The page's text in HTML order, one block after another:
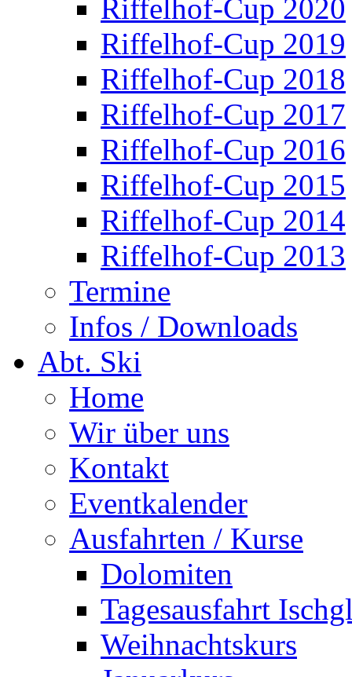
Riffelhof-Cup 2020
Riffelhof-Cup 2019
Riffelhof-Cup 2018
Riffelhof-Cup 2017
Riffelhof-Cup 2016
Riffelhof-Cup 2015
Riffelhof-Cup 2014
Riffelhof-Cup 2013
Termine
Infos / Downloads
Abt. Ski
Home
Wir über uns
Kontakt
Eventkalender
Ausfahrten / Kurse
Dolomiten
Tagesausfahrt
Weihnachtskurs